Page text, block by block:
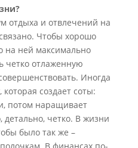
отдыха и отвлечений на
Чтобы хорошо
на ней максимально
четко отлаженную
Иногда
создает соты:
потом наращивает
четко. В жизни
было так же –